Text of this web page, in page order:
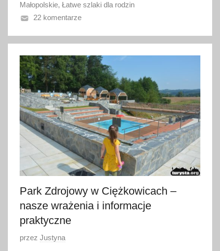
n
o
9
l
i
p
c
a
2
0
2
6
Małopolskie, Łatwe szlaki dla rodzin
22 komentarze
Park Zdrojowy w Ciężkowicach –
nasze wrażenia i informacje
praktyczne
O
przez Justyna